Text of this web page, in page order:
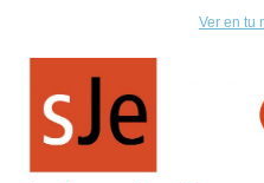
Ver en tu